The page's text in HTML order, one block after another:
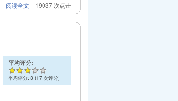
阅读全文 19037 次点击
平均评分:
平均评分:3 (17 次评分)